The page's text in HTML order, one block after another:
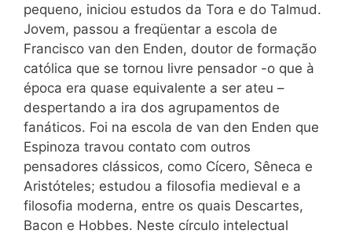
pequeno, iniciou estudos da Tora e do Talmud.
Jovem, passou a freqüentar a escola de
Francisco van den Enden, doutor de formação
católica que se tornou livre pensador -o que à
época era quase equivalente a ser ateu –
despertando a ira dos agrupamentos de
fanáticos. Foi na escola de van den Enden que
Espinoza travou contato com outros
pensadores clássicos, como Cícero, Sêneca e
Aristóteles; estudou a filosofia medieval e a
filosofia moderna, entre os quais Descartes,
Bacon e Hobbes. Neste círculo intelectual